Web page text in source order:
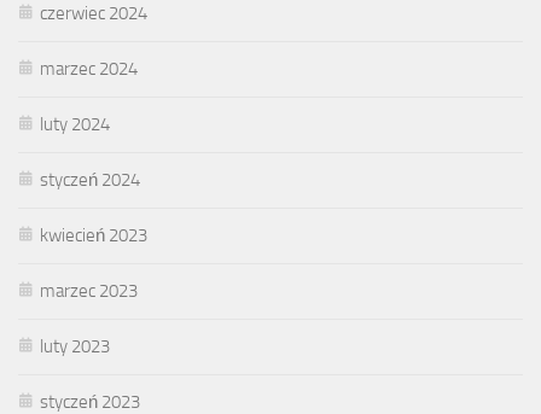
czerwiec 2024
marzec 2024
luty 2024
styczeń 2024
kwiecień 2023
marzec 2023
luty 2023
styczeń 2023